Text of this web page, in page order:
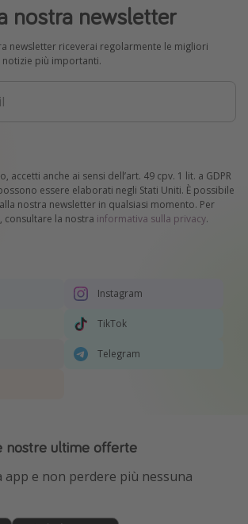
nostra newsletter
newsletter riceverai regolarmente le migliori
più importanti.
accetti anche ai sensi dell’art. 49 cpv. 1 lit. a GDPR
essere elaborati negli Stati Uniti. È possibile
nostra newsletter in qualsiasi momento. Per
la nostra informativa sulla privacy.
Instagram
TikTok
Telegram
nostre ultime offerte
app e non perdere più nessuna